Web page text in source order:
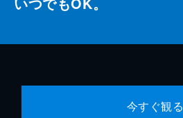
今すぐ観る